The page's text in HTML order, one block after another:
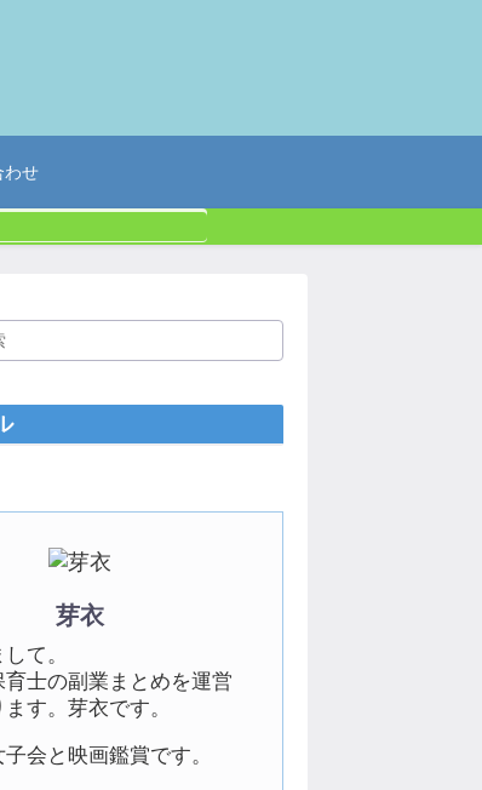
わせ
芽衣
て。
育士の副業まとめを運営
す。芽衣です。
会と映画鑑賞です。